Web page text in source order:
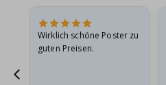
Wirklich schöne Poster zu
guten Preisen.